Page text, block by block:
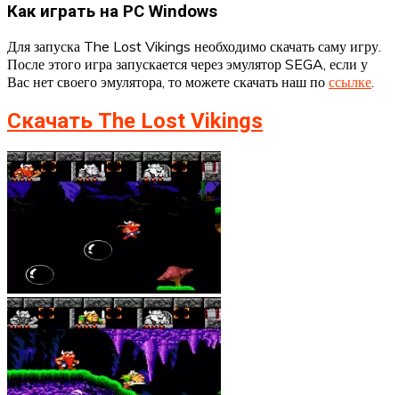
Как играть на PC Windows
Для запуска The Lost Vikings необходимо скачать саму игру.
После этого игра запускается через эмулятор SEGA, если у
Вас нет своего эмулятора, то можете скачать наш по ссылке.
Скачать The Lost Vikings